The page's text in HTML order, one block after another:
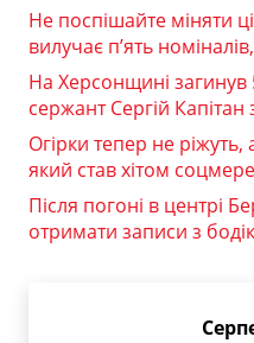
Не поспішайте міняти
вилучає п’ять
На Херсонщині
сержант Сергій
Огірки тепер не ріжуть,
який став хітом
Після погоні в центрі
отримати записи з